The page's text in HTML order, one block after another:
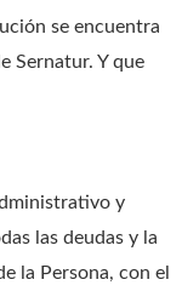
se encuentra
Sernatur. Y que
y
las deudas y la
la Persona, con el